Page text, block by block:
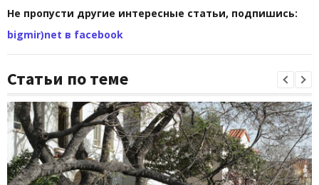
Не пропусти другие интересные статьи, подпишись:
bigmir)net в facebook
Статьи по теме